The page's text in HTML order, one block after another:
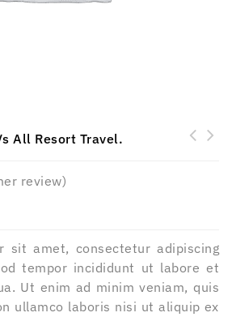
All Resort Travel.
review)
sit amet, consectetur adipiscing
tempor incididunt ut labore et
Ut enim ad minim veniam, quis
ullamco laboris nisi ut aliquip ex